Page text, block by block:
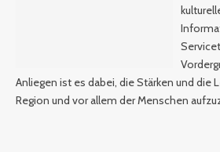
Anliegen ist es dabei, die Stärken und die
Region und vor allem der Menschen